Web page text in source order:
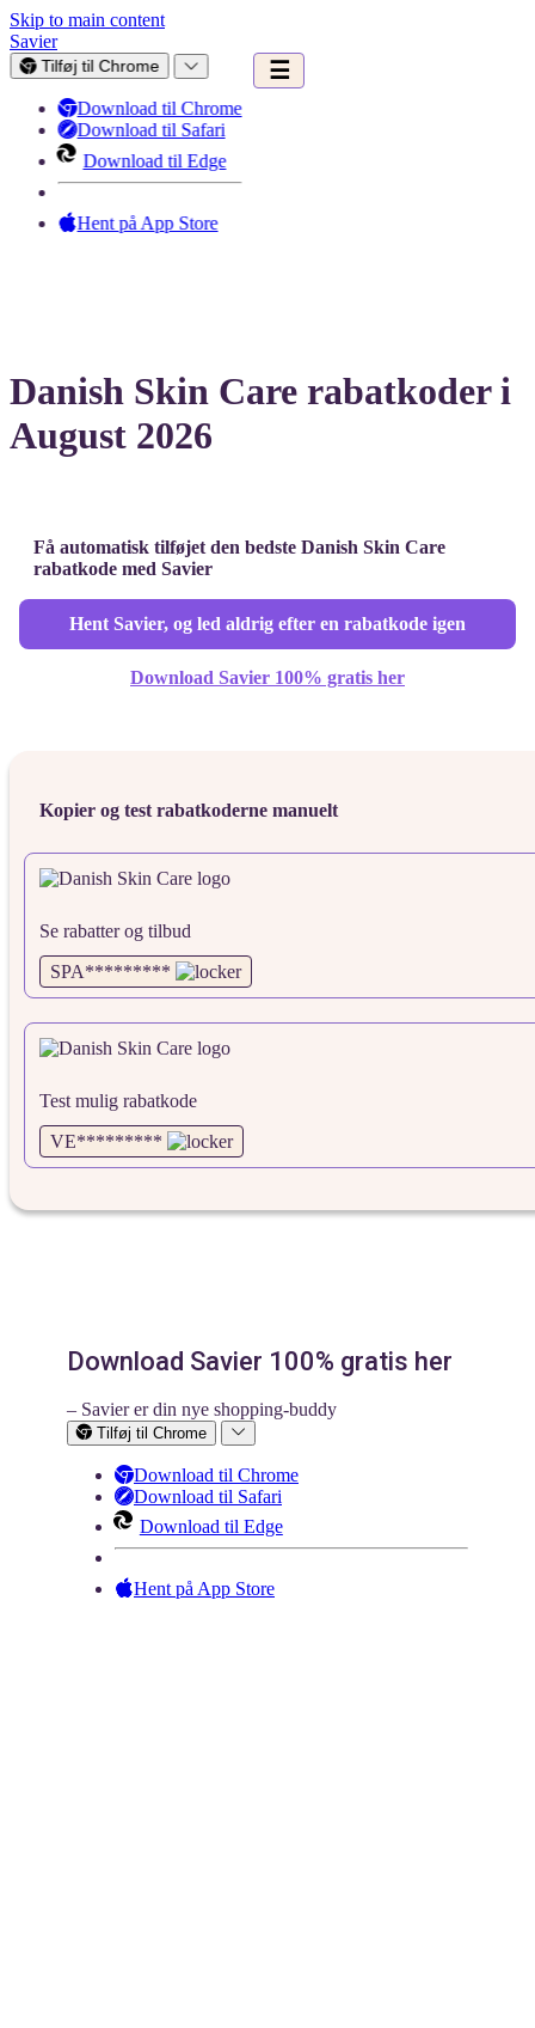
Skip to main content
Savier
Tilføj til Chrome
Download til Chrome
Download til Safari
Download til Edge
Hent på App Store
☰
Danish Skin Care rabatkoder i
August 2026
Få automatisk tilføjet den bedste Danish Skin Care
rabatkode med Savier
Hent Savier, og led aldrig efter en rabatkode igen
Download Savier 100% gratis her
Kopier og test rabatkoderne manuelt
Se rabatter og tilbud
SPA*********
Test mulig rabatkode
VE*********
Download Savier 100% gratis her
– Savier er din nye shopping-buddy
Tilføj til Chrome
Download til Chrome
Download til Safari
Download til Edge
Hent på App Store